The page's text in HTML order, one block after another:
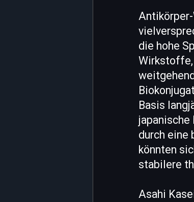
die hohe
Wirkstoffe,
Basis
durch eine
könnten
stabilere
Asahi